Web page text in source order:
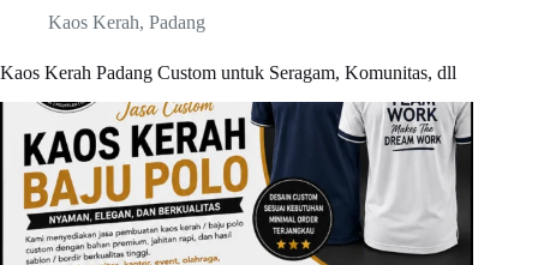
Kaos Kerah, Padang
Kaos Kerah Padang Custom untuk Seragam, Komunitas, dll